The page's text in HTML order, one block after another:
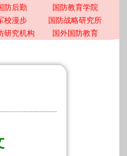
防后勤
国防教育学院
校漫步
国防战略研究所
研究机构 国外国防教育